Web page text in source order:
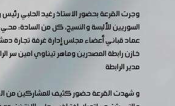
وجرت القرعة بحضور الاستاذ رغيد الحلبي
السوريين للألبسة والنسيج، كل من السادة:
عماد قباني أعضاء مجلس إدارة غرفة تجارة
خازن رابطة المصدرين وماهر تيناوي امين سر
مدير الرابطة
و شهدت القرعة حضور كثيف للمشاركين من